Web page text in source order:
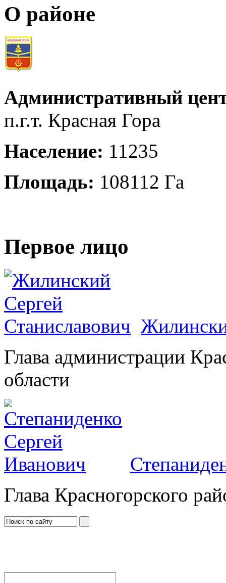
О районе
Административный
п.г.т. Красная Гора
Население: 11235
Площадь: 108112 Га
Первое лицо
Глава администрации
области
Глава Красногорского